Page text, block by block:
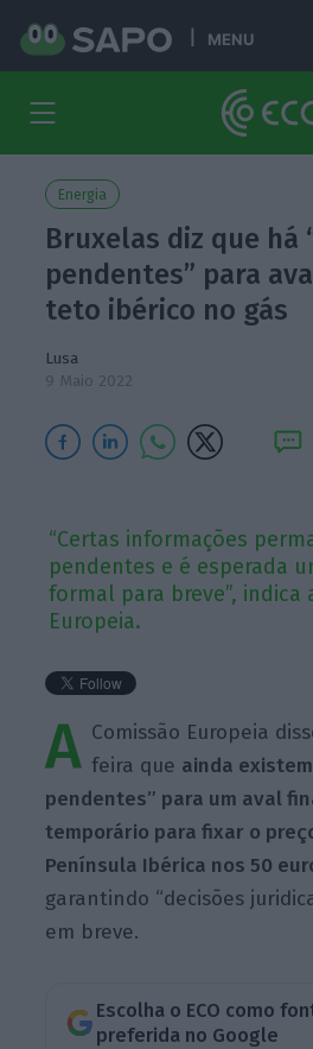
MENU
Energia
Bruxelas diz que há
pendentes” para
teto ibérico no gás
Lusa
9 Maio 2022
“Certas informações
pendentes e é esperada
formal para breve”, indica
Europeia.
A Comissão Europeia
feira que ainda
pendentes” para um aval
temporário para fixar o
Península Ibérica nos 50
garantindo “decisões
em breve.
Escolha o ECO como
preferida no Google